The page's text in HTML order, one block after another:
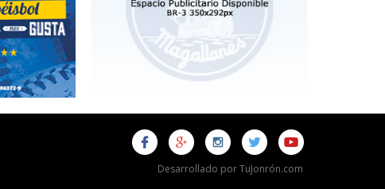
Desarrollado por TuJonrón.com